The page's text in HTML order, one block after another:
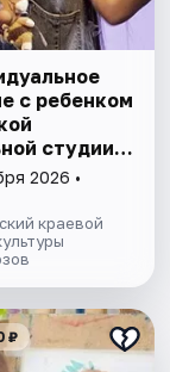
с ребенком
студии
2026 •
краевой
₽